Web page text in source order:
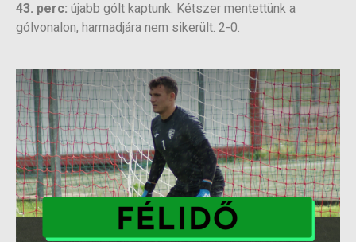
43. perc: újabb gólt kaptunk. Kétszer mentettünk a
gólvonalon, harmadjára nem sikerült. 2-0.